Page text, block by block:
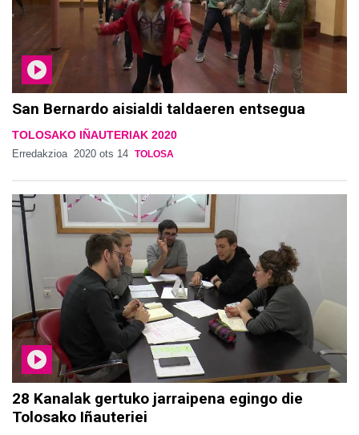
San Bernardo aisialdi taldaeren entsegua
TOLOSAKO IÑAUTERIAK 2020
Erredakzioa 2020 ots 14 TOLOSA
28 Kanalak gertuko jarraipena egingo die
Tolosako Iñauteriei